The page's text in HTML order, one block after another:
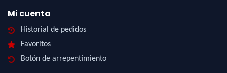
Mi cuenta
Historial de pedidos
Favoritos
Botón de arrepentimiento